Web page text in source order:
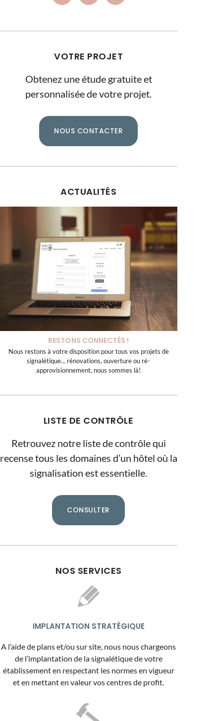
VOTRE PROJET
Obtenez une étude gratuite et
personnalisée de votre projet.
NOUS CONTACTER
ACTUALITÉS
RESTONS CONNECTÉS !
Nous restons à votre disposition pour tous vos projets de
signalétique… rénovations, ouverture ou ré-
approvisionnement, nous sommes là!
LISTE DE CONTRÔLE
Retrouvez notre liste de contrôle qui
recense tous les domaines d’un hôtel où la
signalisation est essentielle.
CONSULTER
NOS SERVICES
IMPLANTATION STRATÉGIQUE
A l’aide de plans et/ou sur site, nous nous chargeons
de l’implantation de la signalétique de votre
établissement en respectant les normes en vigueur
et en mettant en valeur vos centres de profit.